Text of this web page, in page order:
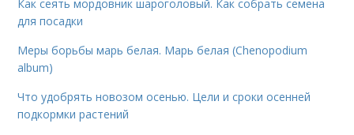
Как сеять мордовник шароголовый. Как собрать семена
для посадки
Меры борьбы марь белая. Марь белая (Chenopodium
album)
Что удобрять новозом осенью. Цели и сроки осенней
подкормки растений